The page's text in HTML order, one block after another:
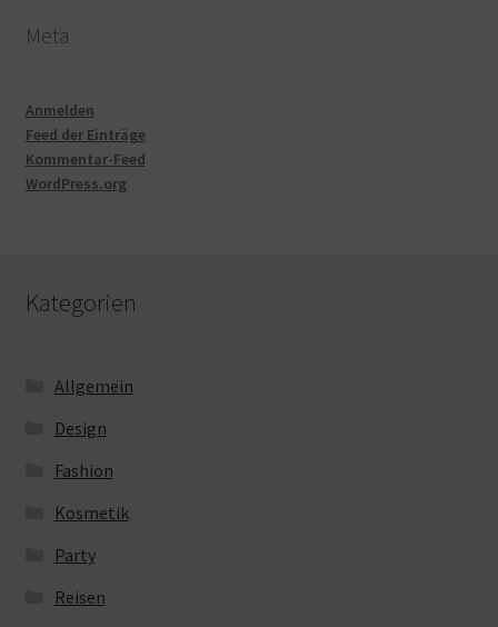
Meta
Anmelden
Feed der Einträge
Kommentar-Feed
WordPress.org
Kategorien
Allgemein
Design
Fashion
Kosmetik
Party
Reisen